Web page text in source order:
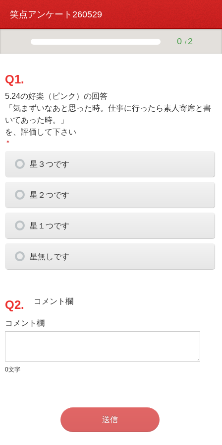
笑点アンケート260529
0 / 2
Q1.
5.24の好楽（ピンク）の回答
「気まずいなあと思った時。仕事に行ったら素人寄席と書
いてあった時。」
を、評価して下さい
＊
星３つです
星２つです
星１つです
星無しです
Q2. コメント欄
コメント欄
0文字
送信